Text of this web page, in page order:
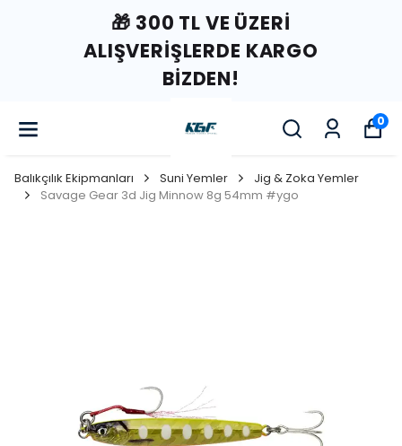
🎁 300 TL VE ÜZERI
ALIŞVERIŞLERDE KARGO
BIZDEN!
0
Balıkçılık Ekipmanları Suni Yemler
Jig & Zoka Yemler
Savage Gear 3d Jig Minnow 8g 54mm #ygo